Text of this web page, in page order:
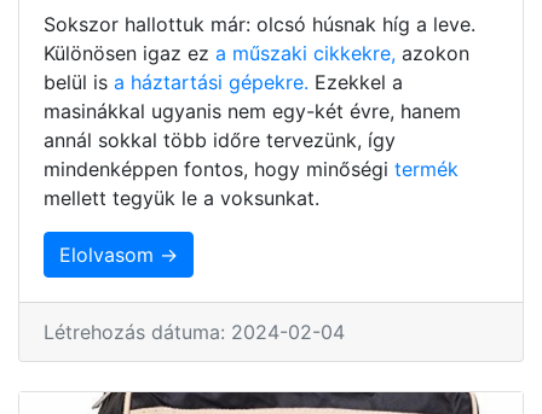
Sokszor hallottuk már: olcsó húsnak híg a leve.
Különösen igaz ez a műszaki cikkekre, azokon
belül is a háztartási gépekre. Ezekkel a
masinákkal ugyanis nem egy-két évre, hanem
annál sokkal több időre tervezünk, így
mindenképpen fontos, hogy minőségi termék
mellett tegyük le a voksunkat.
Elolvasom →
Létrehozás dátuma: 2024-02-04